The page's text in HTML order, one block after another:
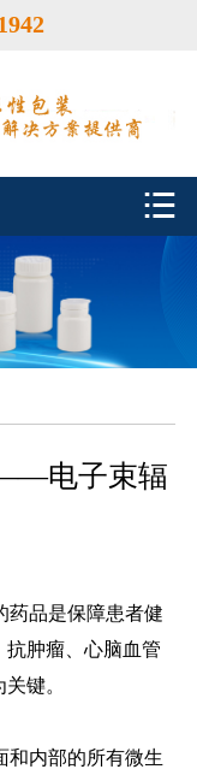
 首页
产品中心
鑫富达资质
行业动态
联系我们

电子束辐
药品是保障患者健
抗肿瘤、心脑血管
键。
和内部的所有微生